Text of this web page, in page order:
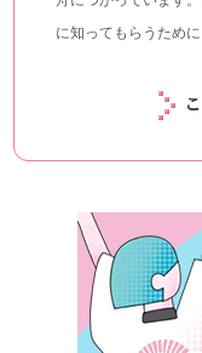
に知ってもらうため